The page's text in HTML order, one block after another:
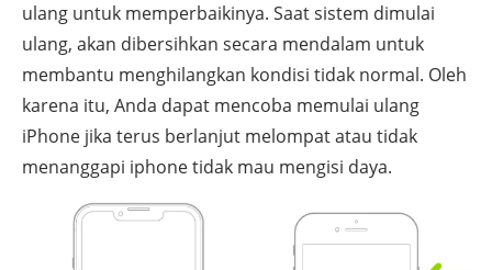
ulang untuk memperbaikinya. Saat sistem dimulai
ulang, akan dibersihkan secara mendalam untuk
membantu menghilangkan kondisi tidak normal. Oleh
karena itu, Anda dapat mencoba memulai ulang
iPhone jika terus berlanjut melompat atau tidak
menanggapi iphone tidak mau mengisi daya.